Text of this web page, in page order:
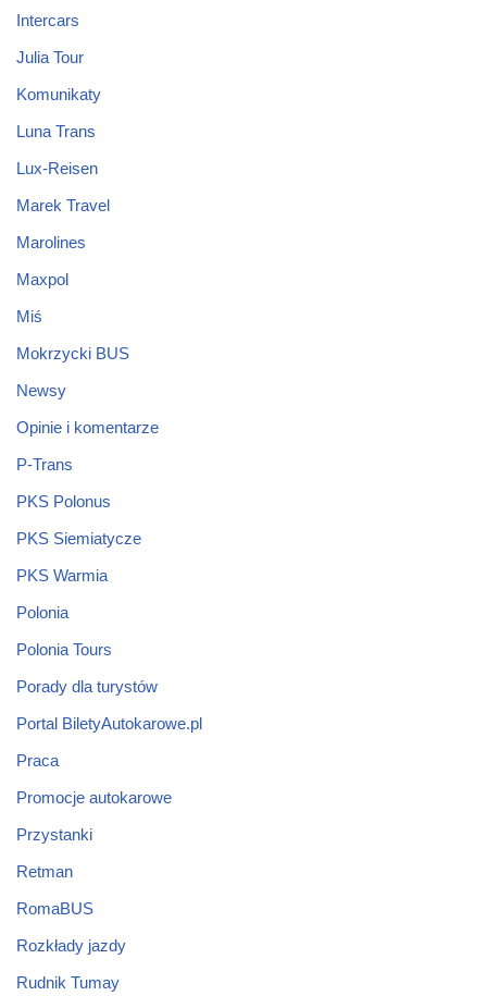
Intercars
Julia Tour
Komunikaty
Luna Trans
Lux-Reisen
Marek Travel
Marolines
Maxpol
Miś
Mokrzycki BUS
Newsy
Opinie i komentarze
P-Trans
PKS Polonus
PKS Siemiatycze
PKS Warmia
Polonia
Polonia Tours
Porady dla turystów
Portal BiletyAutokarowe.pl
Praca
Promocje autokarowe
Przystanki
Retman
RomaBUS
Rozkłady jazdy
Rudnik Tumay